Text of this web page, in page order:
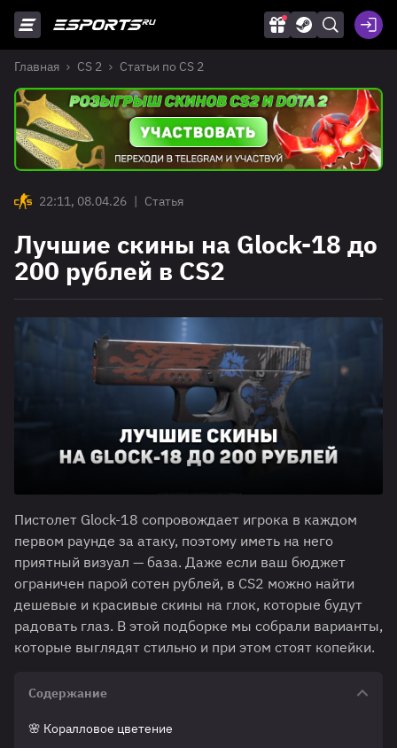
Главная CS 2 Статьи по CS 2
22:11, 08.04.26 | Статья
Лучшие скины на Glock-18 до
200 рублей в CS2
Пистолет Glock-18 сопровождает игрока в каждом
первом раунде за атаку, поэтому иметь на него
приятный визуал — база. Даже если ваш бюджет
ограничен парой сотен рублей, в CS2 можно найти
дешевые и красивые скины на глок, которые будут
радовать глаз. В этой подборке мы собрали варианты,
которые выглядят стильно и при этом стоят копейки.
Содержание
🌸 Коралловое цветение